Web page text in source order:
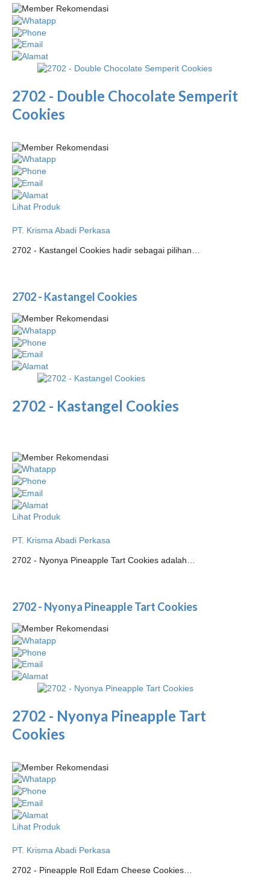
2702 - Double Chocolate Semperit
Cookies
Lihat Produk
PT. Krisma Abadi Perkasa
2702 - Kastangel Cookies hadir sebagai pilihan…
2702 - Kastangel Cookies
2702 - Kastangel Cookies
Lihat Produk
PT. Krisma Abadi Perkasa
2702 - Nyonya Pineapple Tart Cookies adalah…
2702 - Nyonya Pineapple Tart Cookies
2702 - Nyonya Pineapple Tart
Cookies
Lihat Produk
PT. Krisma Abadi Perkasa
2702 - Pineapple Roll Edam Cheese Cookies…